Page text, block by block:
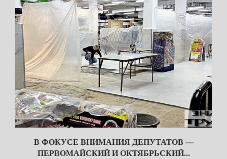
В ФОКУСЕ ВНИМАНИЯ ДЕПУТАТОВ —
ПЕРВОМАЙСКИЙ И ОКТЯБРЬСКИЙ...